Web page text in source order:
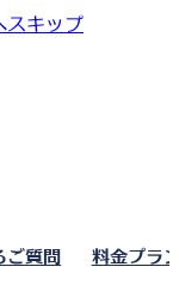
スキップ
ご質問 料金プラ